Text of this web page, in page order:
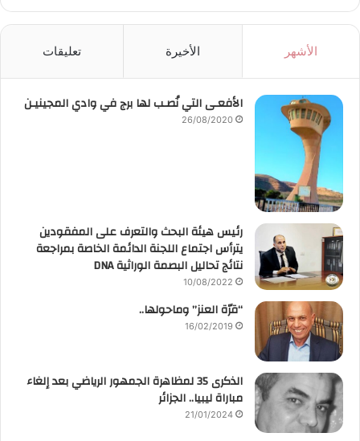
الأشهر الأخيرة تعليقات
الأفعـى التي نُصـب لها برج في وادي المجينيـن
26/08/2020
رئيس هيئة البحث والتعرف على المفقودين
يترأس اجتماع اللجنة الدائمة الخاصة بمراجعة
نتائج تحاليل البصمة الوراثية DNA
10/08/2022
“قرّة العنز” وماحولها..
16/02/2019
الذكرى 35 لمظاهرة الجمهور الرياضي بعد إلغاء
مباراة ليبيا.. الجزائر
21/01/2024